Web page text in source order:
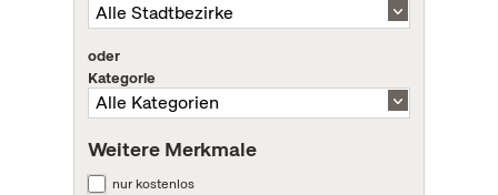
oder
Kategorie
Weitere Merkmale
nur kostenlos